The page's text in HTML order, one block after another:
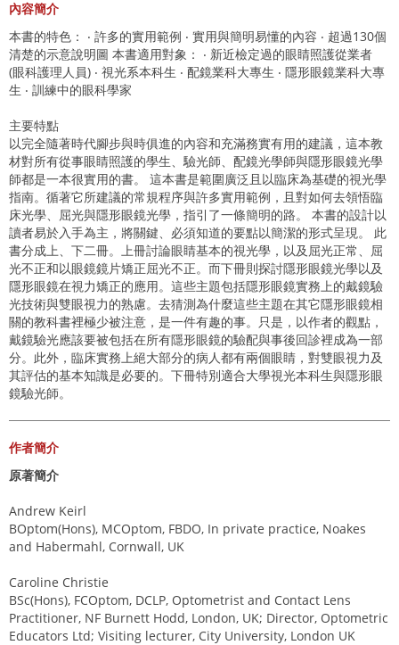
內容簡介
本書的特色： ‧ 許多的實用範例 ‧ 實用與簡明易懂的內容 ‧ 超過130個
清楚的示意說明圖 本書適用對象： ‧ 新近檢定過的眼睛照護從業者
(眼科護理人員) ‧ 視光系本科生 ‧ 配鏡業科大專生 ‧ 隱形眼鏡業科大專
生 ‧ 訓練中的眼科學家
主要特點
以完全隨著時代腳步與時俱進的內容和充滿務實有用的建議，這本教
材對所有從事眼睛照護的學生、驗光師、配鏡光學師與隱形眼鏡光學
師都是一本很實用的書。 這本書是範圍廣泛且以臨床為基礎的視光學
指南。循著它所建議的常規程序與許多實用範例，且對如何去領悟臨
床光學、屈光與隱形眼鏡光學，指引了一條簡明的路。 本書的設計以
讀者易於入手為主，將關鍵、必須知道的要點以簡潔的形式呈現。 此
書分成上、下二冊。上冊討論眼睛基本的視光學，以及屈光正常、屈
光不正和以眼鏡鏡片矯正屈光不正。而下冊則探討隱形眼鏡光學以及
隱形眼鏡在視力矯正的應用。這些主題包括隱形眼鏡實務上的戴鏡驗
光技術與雙眼視力的熟慮。去猜測為什麼這些主題在其它隱形眼鏡相
關的教科書裡極少被注意，是一件有趣的事。只是，以作者的觀點，
戴鏡驗光應該要被包括在所有隱形眼鏡的驗配與事後回診裡成為一部
分。此外，臨床實務上絕大部分的病人都有兩個眼睛，對雙眼視力及
其評估的基本知識是必要的。下冊特別適合大學視光本科生與隱形眼
鏡驗光師。
作者簡介
原著簡介
Andrew Keirl
BOptom(Hons), MCOptom, FBDO, In private practice, Noakes
and Habermahl, Cornwall, UK
Caroline Christie
BSc(Hons), FCOptom, DCLP, Optometrist and Contact Lens
Practitioner, NF Burnett Hodd, London, UK; Director, Optometric
Educators Ltd; Visiting lecturer, City University, London UK